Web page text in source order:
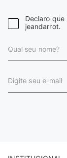
Declaro que
jeandarrot.